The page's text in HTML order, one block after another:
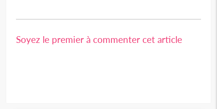
Soyez le premier à commenter cet article